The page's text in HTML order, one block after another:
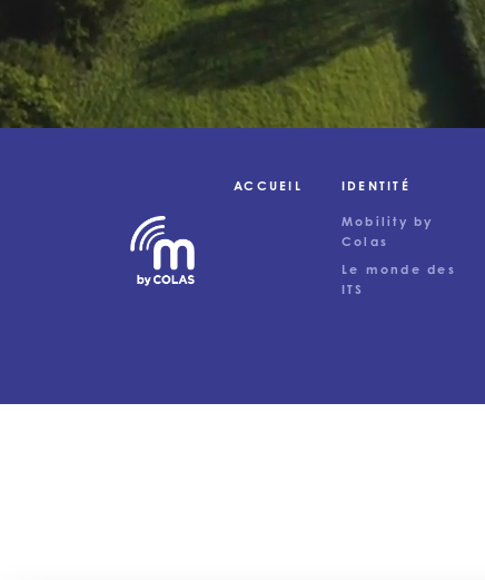
ACCUEIL IDENTITÉ
Mobility by
Colas
Le monde des
ITS